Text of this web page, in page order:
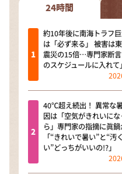
本日はダイアンなり！
朝だ！生です旅サラダ
教えて！ニュースラ
ＬＩＦＥ～夢のカタチ～
新婚さんいらっしゃい
ポツンと一軒家
ザキ山小屋本館
ぺこぱのまるスポ
24時間
約10年後に南海トラフ
は「必ず来る」 被害は
震災の15倍…専門家断
のスケジュールに入れて」
40℃超え続出！ 異常な
因は「空気がきれいに
ら」専門家の指摘に眞鍋
「“きれいで暑い”と“汚
い”どっちがいいの!?」